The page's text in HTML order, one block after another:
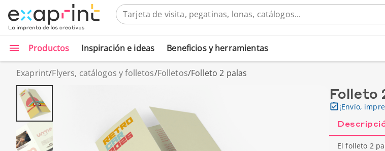
Productos Inspiración e ideas Beneficios y herramientas
Exaprint/Flyers, catálogos y folletos/Folletos/Folleto 2 palas
Folleto
¡Envío,
El folleto 2